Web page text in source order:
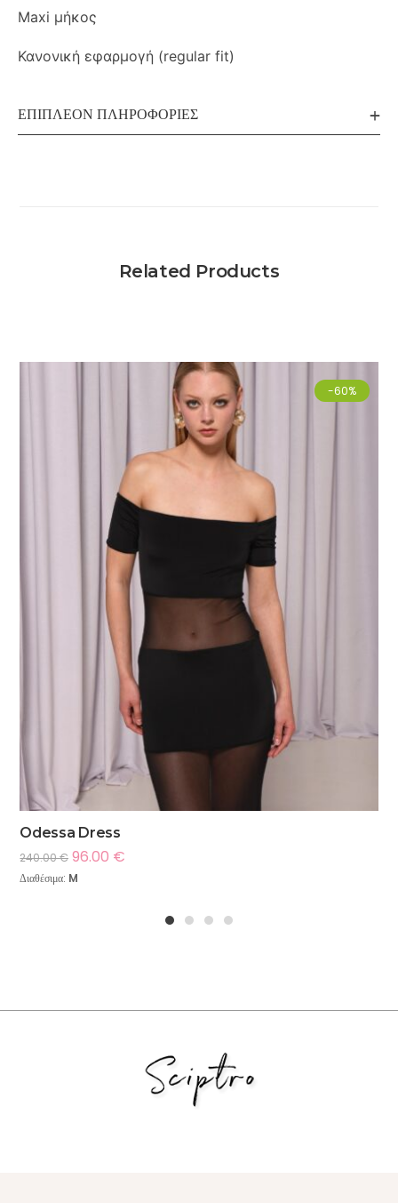
Maxi μήκος
Κανονική εφαρμογή (regular fit)
ΕΠΙΠΛΈΟΝ ΠΛΗΡΟΦΟΡΊΕΣ
Related Products
-60%
Odessa Dress
240.00€ 96.00 €
Διαθέσιμα: M